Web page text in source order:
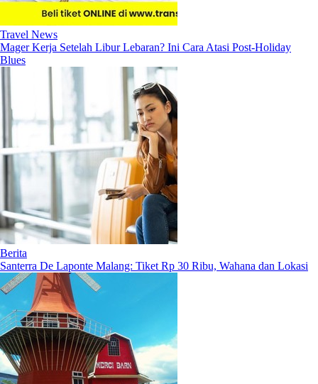
Travel News
Mager Kerja Setelah Libur Lebaran? Ini Cara Atasi Post-Holiday
Blues
Berita
Santerra De Laponte Malang: Tiket Rp 30 Ribu, Wahana dan Lokasi